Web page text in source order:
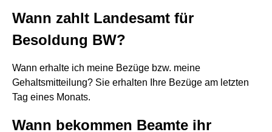
Wann zahlt Landesamt für
Besoldung BW?
Wann erhalte ich meine Bezüge bzw. meine
Gehaltsmitteilung? Sie erhalten Ihre Bezüge am letzten
Tag eines Monats.
Wann bekommen Beamte ihr